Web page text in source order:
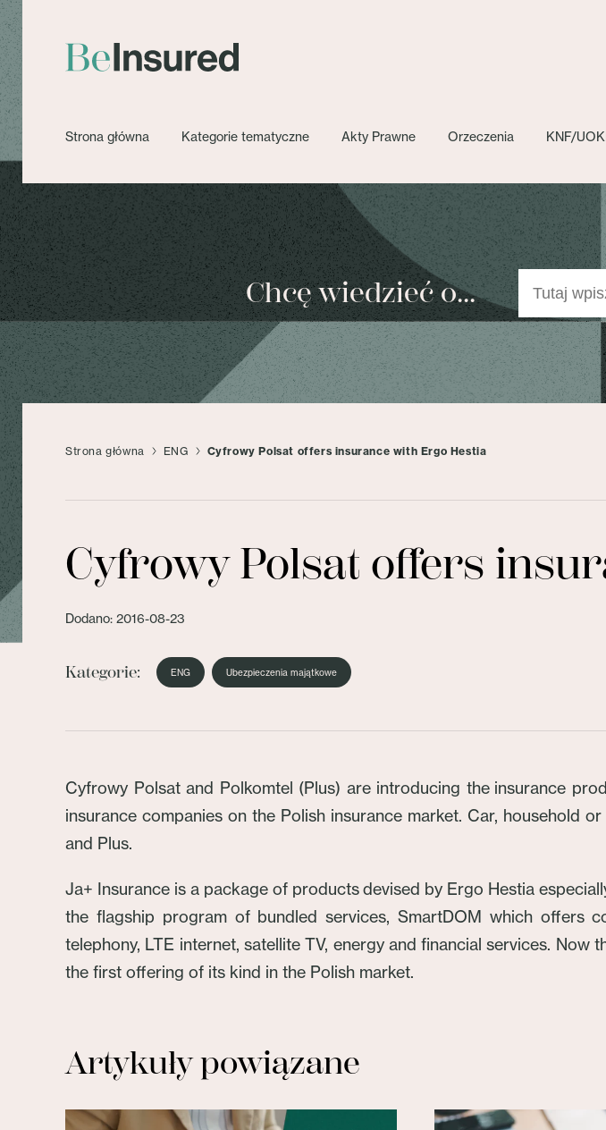
Strona główna Kategorie tematyczne Akty Prawne Orzeczenia KNF/
Chcę wiedzieć o...
Strona główna ENG Cyfrowy Polsat offers insurance with Ergo Hestia
Cyfrowy Polsat offers
Dodano: 2016-08-23
Kategorie: ENG Ubezpieczenia majątkowe
Cyfrowy Polsat and Polkomtel (Plus) are introducing the insurance
insurance companies on the Polish insurance market. Car, household
and Plus.
Ja+ Insurance is a package of products devised by Ergo Hestia
the flagship program of bundled services, SmartDOM which offers
telephony, LTE internet, satellite TV, energy and financial services.
the first offering of its kind in the Polish market.
Artykuły powiązane